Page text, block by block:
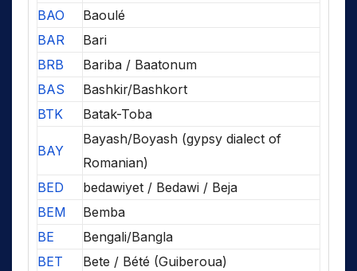
BAO
Baoulé
BAR
Bari
BRB
Bariba / Baatonum
BAS
Bashkir/Bashkort
BTK
Batak-Toba
BAY
Bayash/Boyash (gypsy dialect of
Romanian)
BED
bedawiyet / Bedawi / Beja
BEM
Bemba
BE
Bengali/Bangla
BET
Bete / Bété (Guiberoua)